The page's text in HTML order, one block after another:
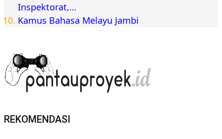
Inspektorat,…
Kamus Bahasa Melayu Jambi
REKOMENDASI